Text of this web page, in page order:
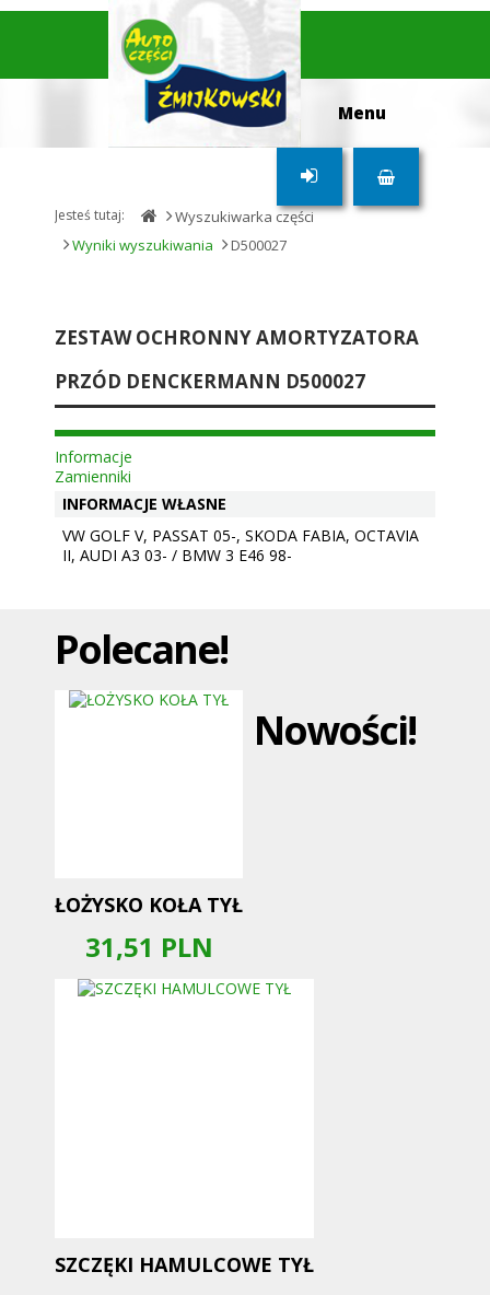
Jesteś tutaj:
Wyszukiwarka części
Wyniki wyszukiwania
D500027
ZESTAW OCHRONNY AMORTYZATORA
PRZÓD DENCKERMANN D500027
Informacje
Zamienniki
INFORMACJE WŁASNE
VW GOLF V, PASSAT 05-, SKODA FABIA, OCTAVIA
II, AUDI A3 03- / BMW 3 E46 98-
Polecane!
ŁOŻYSKO KOŁA TYŁ
31,51 PLN
SZCZĘKI HAMULCOWE TYŁ
Nowości!